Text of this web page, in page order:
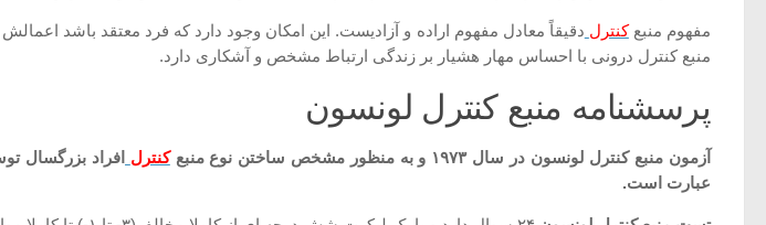
مفهوم منبعکنترل دقیقاً معادل مفهوم اراده و آزادیست. این امکان وجود دارد که فرد معتقد باشد
منبع کنترل درونی با احساس مهار هشیار بر زندگی ارتباط مشخص و آشکاری دارد.
پرسشنامه منبع کنترل لونسون
آزمون منبع کنترل لونسون در سال ۱۹۷۳ و به منظور مشخص ساختن نوع منبع کنترل افراد بزرگسال
عبارت است.